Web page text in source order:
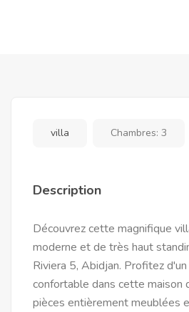
villa Chambres: 3
Description
Découvrez cette magnifique
moderne et de très haut
Riviera 5, Abidjan. Profitez
confortable dans cette maison
pièces entièrement meublées